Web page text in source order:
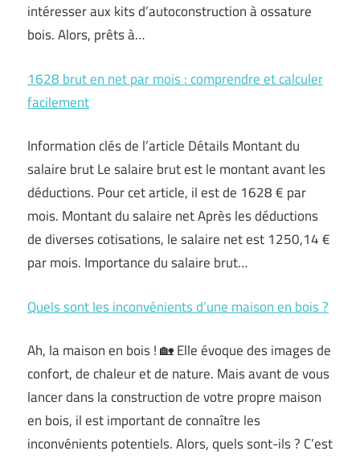
intéresser aux kits d’autoconstruction à ossature
bois. Alors, prêts à…
1628 brut en net par mois : comprendre et calculer
facilement
Information clés de l’article Détails Montant du
salaire brut Le salaire brut est le montant avant les
déductions. Pour cet article, il est de 1628 € par
mois. Montant du salaire net Après les déductions
de diverses cotisations, le salaire net est 1250,14 €
par mois. Importance du salaire brut…
Quels sont les inconvénients d’une maison en bois ?
Ah, la maison en bois ! 🏡 Elle évoque des images de
confort, de chaleur et de nature. Mais avant de vous
lancer dans la construction de votre propre maison
en bois, il est important de connaître les
inconvénients potentiels. Alors, quels sont-ils ? C’est